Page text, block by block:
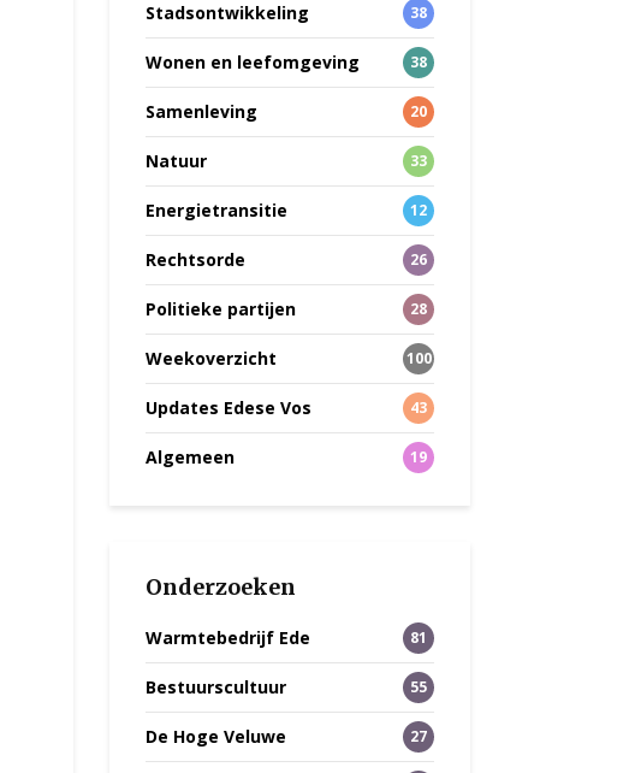
Stadsontwikkeling 38
Wonen en leefomgeving 38
Samenleving 20
Natuur 33
Energietransitie 12
Rechtsorde 26
Politieke partijen 28
Weekoverzicht 100
Updates Edese Vos 43
Algemeen 19
Onderzoeken
Warmtebedrijf Ede 81
Bestuurscultuur 55
De Hoge Veluwe 27